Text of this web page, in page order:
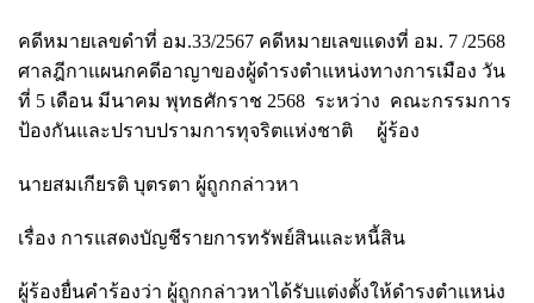
คดีหมายเลขดำที่ อม.33/2567 คดีหมายเลขแดงที่ อม. 7 /2568
ศาลฎีกาแผนกคดีอาญาของผู้ดำรงตำแหน่งทางการเมือง วัน
ที่ 5 เดือน มีนาคม พุทธศักราช 2568 ระหว่าง คณะกรรมการ
ป้องกันและปราบปรามการทุจริตแห่งชาติ ผู้ร้อง
นายสมเกียรติ บุตรตา ผู้ถูกกล่าวหา
เรื่อง การแสดงบัญชีรายการทรัพย์สินและหนี้สิน
ผู้ร้องยื่นคำร้องว่า ผู้ถูกกล่าวหาได้รับแต่งตั้งให้ดำรงตำแหน่ง